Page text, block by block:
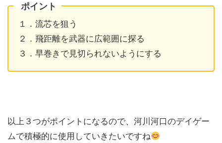
ポイント
１．流芯を狙う
２．飛距離を武器に広範囲に探る
３．早巻きで見切られないようにする
以上３つがポイントになるので、河川河口のデイゲー
ムで積極的に使用していきたいですね